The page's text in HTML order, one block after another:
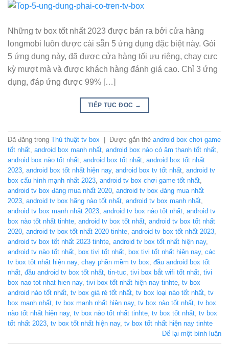
Những tv box tốt nhất 2023 được bán ra bởi cửa hàng
longmobi luôn được cài sẵn 5 ứng dụng đặc biệt này. Gói
5 ứng dụng này, đã được cửa hàng tối ưu riêng, chạy cực
kỳ mượt mà và được khách hàng đánh giá cao. Chỉ 3 ứng
dụng, đáp ứng được 99% […]
TIẾP TỤC ĐỌC →
Đã đăng trong Thủ thuật tv box Được gắn thẻ android box chơi game
tốt nhất, android box mạnh nhất, android box nào có âm thanh tốt nhất,
android box nào tốt nhất, android box tốt nhất, android box tốt nhất
2023, android box tốt nhất hiện nay, android box tv tốt nhất, android tv
box cấu hình mạnh nhất 2023, android tv box chơi game tốt nhất,
android tv box đáng mua nhất 2020, android tv box đáng mua nhất
2023, android tv box hãng nào tốt nhất, android tv box mạnh nhất,
android tv box mạnh nhất 2023, android tv box nào tốt nhất, android tv
box nào tốt nhất tinhte, android tv box tốt nhất, android tv box tốt nhất
2020, android tv box tốt nhất 2020 tinhte, android tv box tốt nhất 2023,
android tv box tốt nhất 2023 tinhte, android tv box tốt nhất hiện nay,
android tv nào tốt nhất, box tivi tốt nhất, box tivi tốt nhất hiện nay, các
tv box tốt nhất hiện nay, chạy phần mềm tv box, đầu android box tốt
nhất, đầu android tv box tốt nhất, tin-tuc, tivi box bắt wifi tốt nhất, tivi
box nao tot nhat hien nay, tivi box tốt nhất hiện nay tinhte, tv box
android nào tốt nhất, tv box giá rẻ tốt nhất, tv box loại nào tốt nhất, tv
box mạnh nhất, tv box mạnh nhất hiện nay, tv box nào tốt nhất, tv box
nào tốt nhất hiện nay, tv box nào tốt nhất tinhte, tv box tốt nhất, tv box
tốt nhất 2023, tv box tốt nhất hiện nay, tv box tốt nhất hiện nay tinhte
Để lại một bình luận